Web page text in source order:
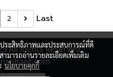
2 Last
All Rights Reserved.
ประสิทธิภาพและประสบการณ์ที่ดี
ามารถอ่านรายละเอียดเพิ่มเติม
นโยบายคุกกี้